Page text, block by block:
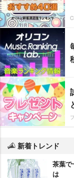
新着トレンド
茶葉で
は